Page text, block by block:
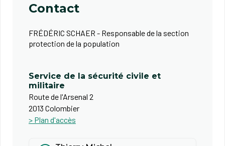
Contact
FRÉDÉRIC SCHAER - Responsable de la section
protection de la population
Service de la sécurité civile et
militaire
Route de l'Arsenal 2
2013 Colombier
> Plan d'accès